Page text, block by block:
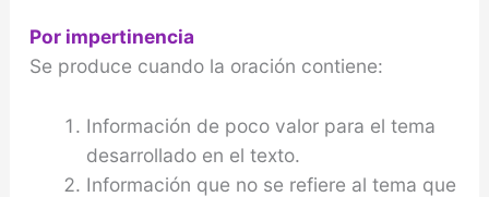
Por impertinencia
Se produce cuando la oración contiene:
Información de poco valor para el tema
desarrollado en el texto.
Información que no se refiere al tema que